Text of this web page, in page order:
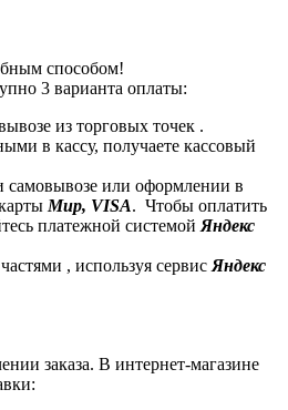
способом!
3 варианта оплаты:
из торговых точек .
в кассу, получаете кассовый
самовывозе или оформлении в
Mир, VISA. Чтобы оплатить
платежной системой Яндекс
, используя сервис Яндекс
заказа. В интернет-магазине